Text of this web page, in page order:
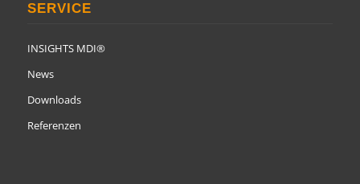
SERVICE
INSIGHTS MDI®
News
Downloads
Referenzen